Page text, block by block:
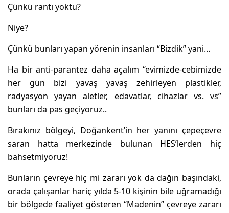
Çünkü rantı yoktu?
Niye?
Çünkü bunları yapan yörenin insanları “Bizdik” yani…
Ha bir anti-parantez daha açalım “evimizde-cebimizde
her gün bizi yavaş yavaş zehirleyen plastikler,
radyasyon yayan aletler, edavatlar, cihazlar vs. vs”
bunları da pas geçiyoruz..
Bırakınız bölgeyi, Doğankent’in her yanını çepeçevre
saran hatta merkezinde bulunan HES’lerden hiç
bahsetmiyoruz!
Bunların çevreye hiç mi zararı yok da dağın başındaki,
orada çalışanlar hariç yılda 5-10 kişinin bile uğramadığı
bir bölgede faaliyet gösteren “Madenin” çevreye zararı